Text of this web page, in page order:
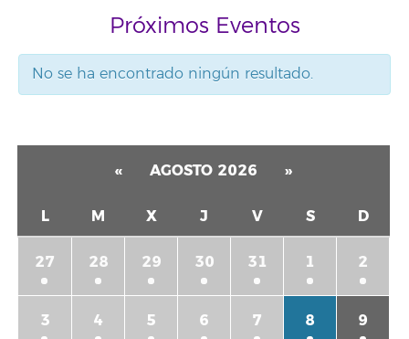
Próximos Eventos
No se ha encontrado ningún resultado.
List
Navigation
« AGOSTO 2026 »
L M X J V S D
27 28 29 30 31 1 2
3 4 5 6 7 8 9